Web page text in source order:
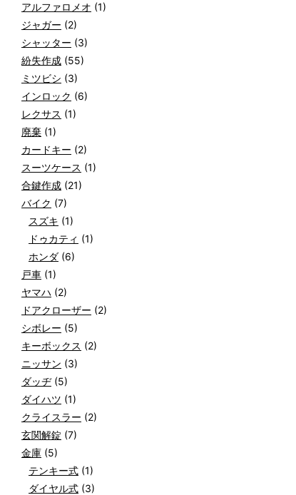
アルファロメオ (1)
ジャガー (2)
シャッター (3)
紛失作成 (55)
ミツビシ (3)
インロック (6)
レクサス (1)
廃棄 (1)
カードキー (2)
スーツケース (1)
合鍵作成 (21)
バイク (7)
スズキ (1)
ドゥカティ (1)
ホンダ (6)
戸車 (1)
ヤマハ (2)
ドアクローザー (2)
シボレー (5)
キーボックス (2)
ニッサン (3)
ダッヂ(5)
ダイハツ (1)
クライスラー (2)
玄関解錠 (7)
金庫 (5)
テンキー式 (1)
ダイヤル式 (3)